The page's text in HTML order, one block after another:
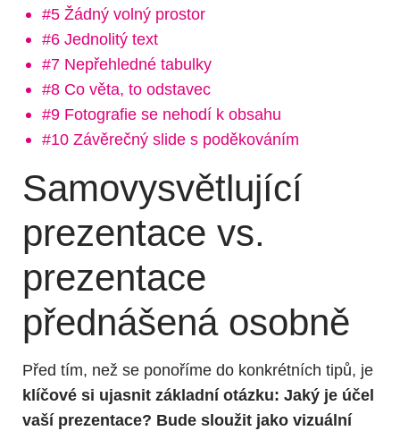
#5 Žádný volný prostor
#6 Jednolitý text
#7 Nepřehledné tabulky
#8 Co věta, to odstavec
#9 Fotografie se nehodí k obsahu
#10 Závěrečný slide s poděkováním
Samovysvětlující
prezentace vs.
prezentace
přednášená osobně
Před tím, než se ponoříme do konkrétních tipů, je
klíčové si ujasnit základní otázku: Jaký je účel
vaší prezentace? Bude sloužit jako vizuální